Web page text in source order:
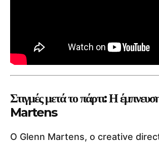
Στιγμές μετά το πάρτι: Η
Martens
Ο Glenn Martens, ο creative